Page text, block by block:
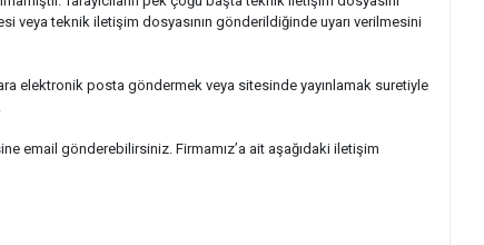
veya teknik iletişim dosyasının gönderildiğinde uyarı verilmesini
elektronik posta göndermek veya sitesinde yayınlamak suretiyle
email gönderebilirsiniz. Firmamız’a ait aşağıdaki iletişim